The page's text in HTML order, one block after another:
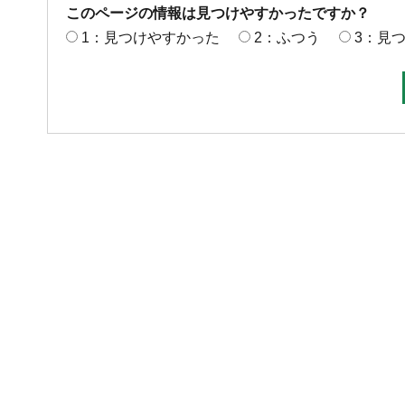
このページの情報は見つけやすかったですか？
1：見つけやすかった
2：ふつう 3：見